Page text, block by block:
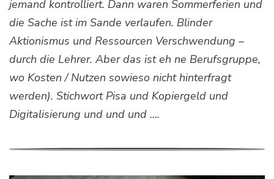
jemand kontrolliert. Dann waren Sommerferien und
die Sache ist im Sande verlaufen. Blinder
Aktionismus und Ressourcen Verschwendung –
durch die Lehrer. Aber das ist eh ne Berufsgruppe,
wo Kosten / Nutzen sowieso nicht hinterfragt
werden). Stichwort Pisa und Kopiergeld und
Digitalisierung und und und ….